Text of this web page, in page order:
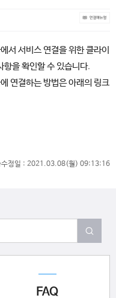
서 서비스 연결을 위한 클라이
항을 확인할 수 있습니다.
연결하는 방법은 아래의 링크
정일 : 2021.03.08(월) 09:13:16
FAQ